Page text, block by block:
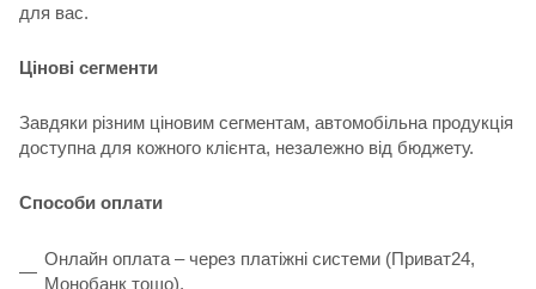
для вас.
Цінові сегменти
Завдяки різним ціновим сегментам, автомобільна продукція
доступна для кожного клієнта, незалежно від бюджету.
Способи оплати
Онлайн оплата – через платіжні системи (Приват24,
Монобанк тощо).